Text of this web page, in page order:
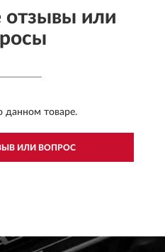
отзывы или
данном товаре.
ИЛИ ВОПРОС